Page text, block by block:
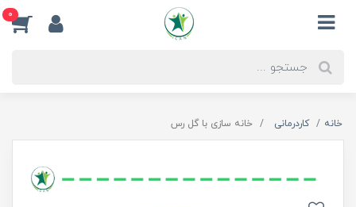
0
خانه کاردرمانی خانه سازی با گل رس